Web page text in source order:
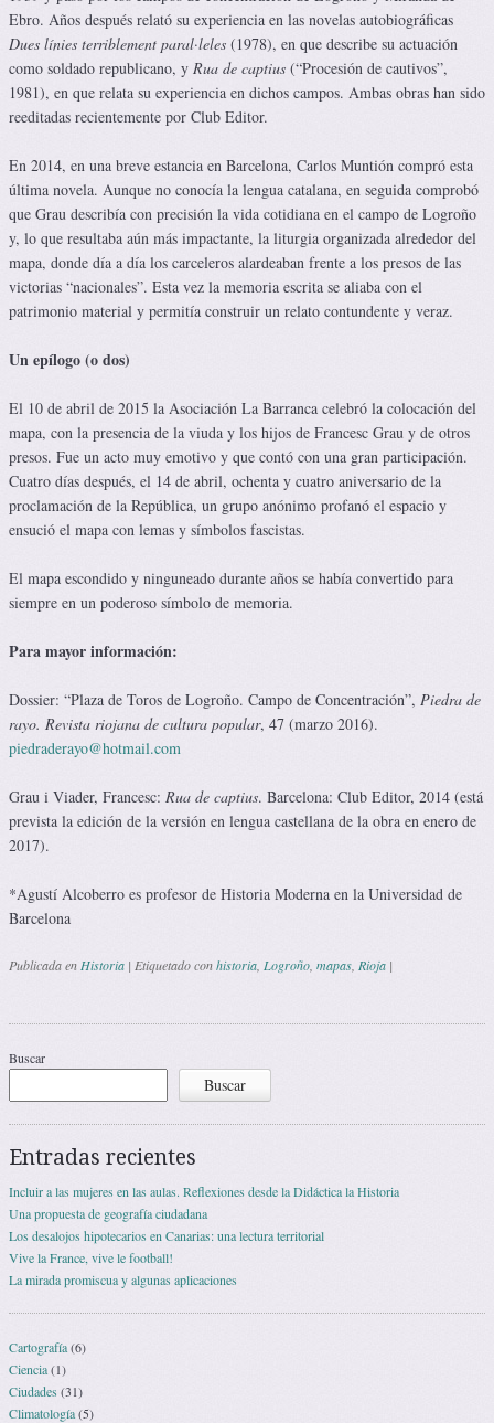
Ebro. Años después relató su experiencia en las novelas autobiográficas
Dues línies terriblement paral·leles (1978), en que describe su actuación
como soldado republicano, y Rua de captius (“Procesión de cautivos”,
1981), en que relata su experiencia en dichos campos. Ambas obras han sido
reeditadas recientemente por Club Editor.
En 2014, en una breve estancia en Barcelona, Carlos Muntión compró esta
última novela. Aunque no conocía la lengua catalana, en seguida comprobó
que Grau describía con precisión la vida cotidiana en el campo de Logroño
y, lo que resultaba aún más impactante, la liturgia organizada alrededor del
mapa, donde día a día los carceleros alardeaban frente a los presos de las
victorias “nacionales”. Esta vez la memoria escrita se aliaba con el
patrimonio material y permitía construir un relato contundente y veraz.
Un epílogo (o dos)
El 10 de abril de 2015 la Asociación La Barranca celebró la colocación del
mapa, con la presencia de la viuda y los hijos de Francesc Grau y de otros
presos. Fue un acto muy emotivo y que contó con una gran participación.
Cuatro días después, el 14 de abril, ochenta y cuatro aniversario de la
proclamación de la República, un grupo anónimo profanó el espacio y
ensució el mapa con lemas y símbolos fascistas.
El mapa escondido y ninguneado durante años se había convertido para
siempre en un poderoso símbolo de memoria.
Para mayor información:
Dossier: “Plaza de Toros de Logroño. Campo de Concentración”, Piedra de
rayo. Revista riojana de cultura popular, 47 (marzo 2016).
piedraderayo@hotmail.com
Grau i Viader, Francesc: Rua de captius. Barcelona: Club Editor, 2014 (está
prevista la edición de la versión en lengua castellana de la obra en enero de
2017).
*Agustí Alcoberro es profesor de Historia Moderna en la Universidad de
Barcelona
Publicada en Historia | Etiquetado conhistoria Logroño mapas Rioja |
Navegación de entradas
Buscar
Buscar
Entradas recientes
Incluir a las mujeres en las aulas. Reflexiones desde la Didáctica la Historia
Una propuesta de geografía ciudadana
Los desalojos hipotecarios en Canarias: una lectura territorial
Vive la France, vive le football!
La mirada promiscua y algunas aplicaciones
Cartografía(6)
Ciencia(1)
Ciudades (31)
Climatología(5)